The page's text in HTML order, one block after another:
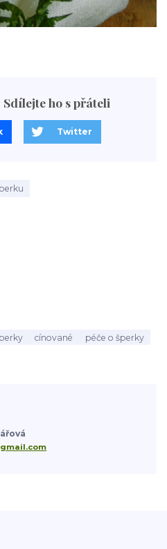
cínované péče o šperky
ho s přáteli
Twitter